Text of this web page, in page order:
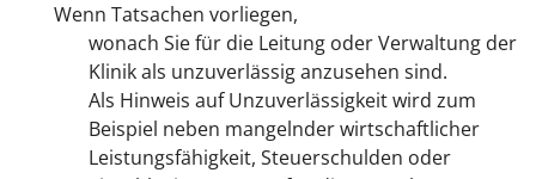
Wenn Tatsachen vorliegen,
wonach Sie für die Leitung oder Verwaltung der
Klinik als unzuverlässig anzusehen sind.
Als Hinweis auf Unzuverlässigkeit wird zum
Beispiel neben mangelnder wirtschaftlicher
Leistungsfähigkeit, Steuerschulden oder